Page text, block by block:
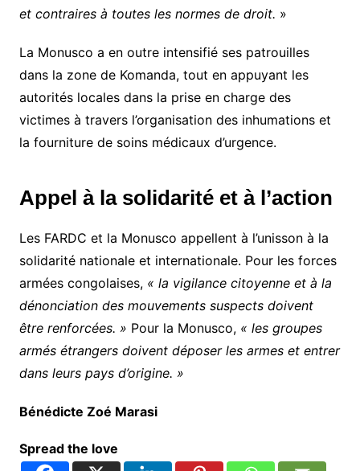
et contraires à toutes les normes de droit. »
La Monusco a en outre intensifié ses patrouilles
dans la zone de Komanda, tout en appuyant les
autorités locales dans la prise en charge des
victimes à travers l’organisation des inhumations et
la fourniture de soins médicaux d’urgence.
Appel à la solidarité et à l’action
Les FARDC et la Monusco appellent à l’unisson à la
solidarité nationale et internationale. Pour les forces
armées congolaises, « la vigilance citoyenne et à la
dénonciation des mouvements suspects doivent
être renforcées. » Pour la Monusco, « les groupes
armés étrangers doivent déposer les armes et entrer
dans leurs pays d’origine. »
Bénédicte Zoé Marasi
Spread the love